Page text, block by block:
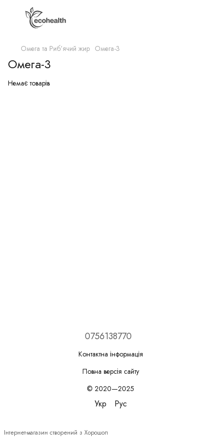
Омега та Риб’ячий жир Омега-3
Омега-3
Немає товарів
0756138770
Контактна інформація
Повна версія сайту
© 2020—2025
Укр Рус
Інтернет-магазин створений з Хорошоп